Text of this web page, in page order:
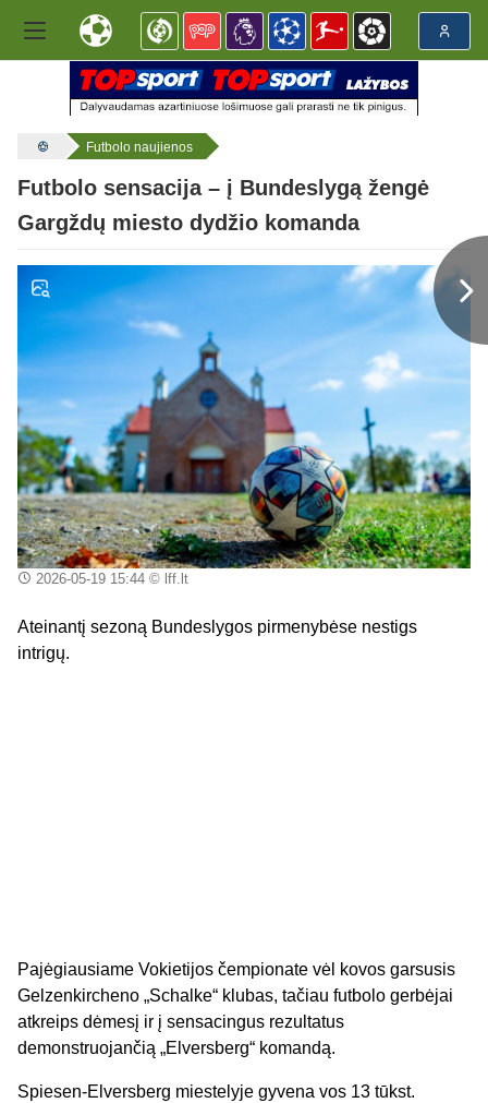
Futbolo naujienos
Futbolo sensacija – į Bundeslygą žengė
Gargždų miesto dydžio komanda
2026-05-19 15:44© lff.lt
Ateinantį sezoną Bundeslygos pirmenybėse nestigs
intrigų.
Pajėgiausiame Vokietijos čempionate vėl kovos garsusis
Gelzenkircheno „Schalke“ klubas, tačiau futbolo gerbėjai
atkreips dėmesį ir į sensacingus rezultatus
demonstruojančią „Elversberg“ komandą.
Spiesen-Elversberg miestelyje gyvena vos 13 tūkst.